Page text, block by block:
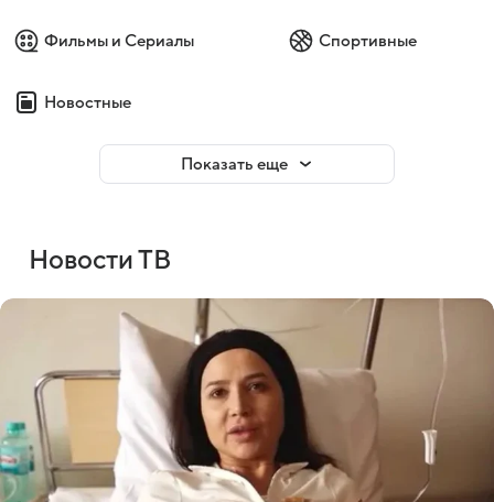
Фильмы и Сериалы Спортивные
Новостные
Показать еще
Новости ТВ